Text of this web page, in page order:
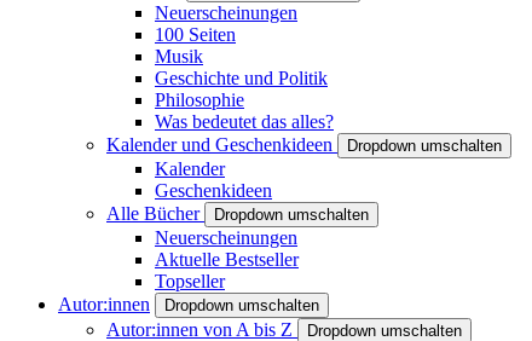
Neuerscheinungen
100 Seiten
Musik
Geschichte und Politik
Philosophie
Was bedeutet das alles?
Kalender und Geschenkideen
Dropdown umschalten
Kalender
Geschenkideen
Alle Bücher
Dropdown umschalten
Neuerscheinungen
Aktuelle Bestseller
Topseller
Autor:innen
Dropdown umschalten
Autor:innen von A bis Z Dropdown umschalten